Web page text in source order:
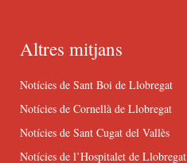
Altres mitjans
Notícies de Sant Boi de Llobregat
Notícies de Cornellà de Llobregat
Notícies de Sant Cugat del Vallès
Notícies de l’Hospitalet de Llobregat